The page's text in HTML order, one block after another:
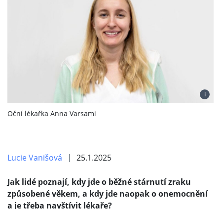
i
Oční lékařka Anna Varsami
Lucie Vanišová 25.1.2025
Jak lidé poznají, kdy jde o běžné stárnutí zraku
způsobené věkem, a kdy jde naopak o onemocnění
a je třeba navštívit lékaře?